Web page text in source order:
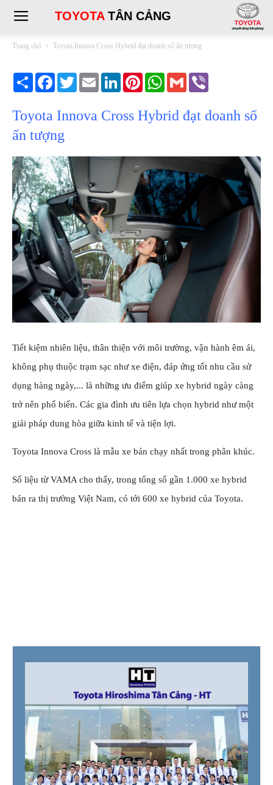
TOYOTATÂN CẢNG
Trang chủ Toyota Innova Cross Hybrid đạt doanh số ấn tượng
Share FacebookTwitterEmail LinkedInPinterestWhatsApp
Gmail
Toyota Innova Cross Hybrid đạt doanh số
ấn tượng
Tiết kiệm nhiên liệu, thân thiện với môi trường, vận hành êm ái,
không phụ thuộc trạm sạc như xe điện, đáp ứng tốt nhu cầu sử
dụng hàng ngày,... là những ưu điểm giúp xe hybrid ngày càng
trở nên phổ biến. Các gia đình ưu tiên lựa chọn hybrid như một
giải pháp dung hòa giữa kinh tế và tiện lợi.
Toyota Innova Cross là mẫu xe bán chạy nhất trong phân khúc.
Số liệu từ VAMA cho thấy, trong tổng số gần 1.000 xe hybrid
bán ra thị trường Việt Nam, có tới 600 xe hybrid của Toyota.